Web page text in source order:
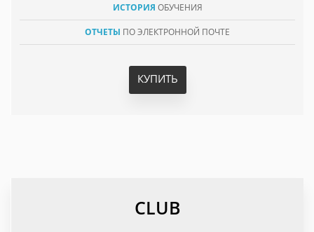
ИСТОРИЯ ОБУЧЕНИЯ
ОТЧЕТЫ ПО ЭЛЕКТРОННОЙ ПОЧТЕ
КУПИТЬ
CLUB